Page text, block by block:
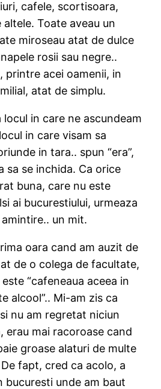
cafele, scortisoara,
Toate aveau un
miroseau atat de dulce
rosii sau negre..
printre acei oamenii, in
atat de simplu.
locul in care ne ascundeam
in care visam sa
in tara.. spun “era”,
sa se inchida. Ca orice
buna, care nu este
ai bucurestiului, urmeaza
un mit.
oara cand am auzit de
de o colega de facultate,
“cafeneaua aceea in
alcool”.. Mi-am zis ca
nu am regretat niciun
erau mai racoroase cand
groase alaturi de multe
fapt, cred ca acolo, a
bucuresti unde am baut